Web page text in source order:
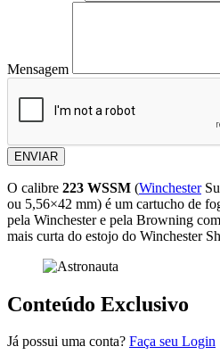
Mensagem
ENVIAR
O calibre 223 WSSM (Winchester
ou 5,56×42 mm) é um cartucho de
pela Winchester e pela Browning
mais curta do estojo do Winchester
Conteúdo Exclusivo
Já possui uma conta? Faça seu Login